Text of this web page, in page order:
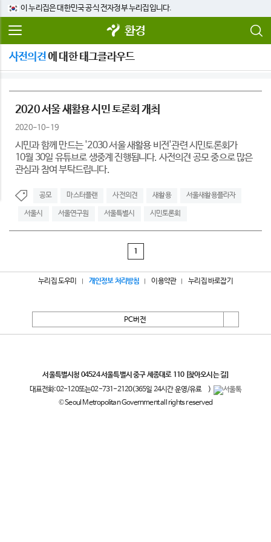
이 누리집은 대한민국 공식 전자정부 누리집입니다.
환경
사전의견에 대한 태그클라우드
2020 서울 새활용 시민 토론회 개최
2020-10-19
시민과 함께 만드는 '2030 서울 새활용 비전'관련 시민토론회가
10월 30일 유튜브로 생중계 진행됩니다. 사전의견 공모 중으로 많은
관심과 참여 부탁드립니다.
공모 마스터플랜 사전의견 새활용 서울새활용플라자
서울시 서울연구원 서울특별시 시민토론회
1
누리집 도우미 개인정보 처리방침 이용약관 누리집 바로잡기
PC버전
서울특별시청 04524 서울특별시 중구 세종대로 110 [찾아오시는 길]
대표전화:02-120또는02-731-2120(365일 24시간 운영/유료
)
© Seoul Metropolitan Government all rights reserved